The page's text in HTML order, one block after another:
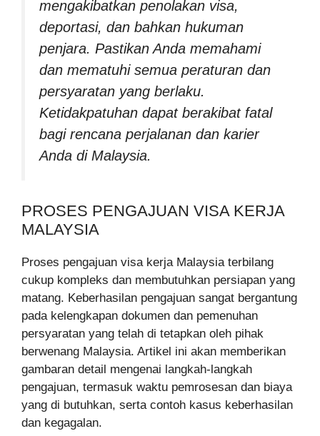
mengakibatkan penolakan visa,
deportasi, dan bahkan hukuman
penjara. Pastikan Anda memahami
dan mematuhi semua peraturan dan
persyaratan yang berlaku.
Ketidakpatuhan dapat berakibat fatal
bagi rencana perjalanan dan karier
Anda di Malaysia.
PROSES PENGAJUAN VISA KERJA
MALAYSIA
Proses pengajuan visa kerja Malaysia terbilang
cukup kompleks dan membutuhkan persiapan yang
matang. Keberhasilan pengajuan sangat bergantung
pada kelengkapan dokumen dan pemenuhan
persyaratan yang telah di tetapkan oleh pihak
berwenang Malaysia. Artikel ini akan memberikan
gambaran detail mengenai langkah-langkah
pengajuan, termasuk waktu pemrosesan dan biaya
yang di butuhkan, serta contoh kasus keberhasilan
dan kegagalan.